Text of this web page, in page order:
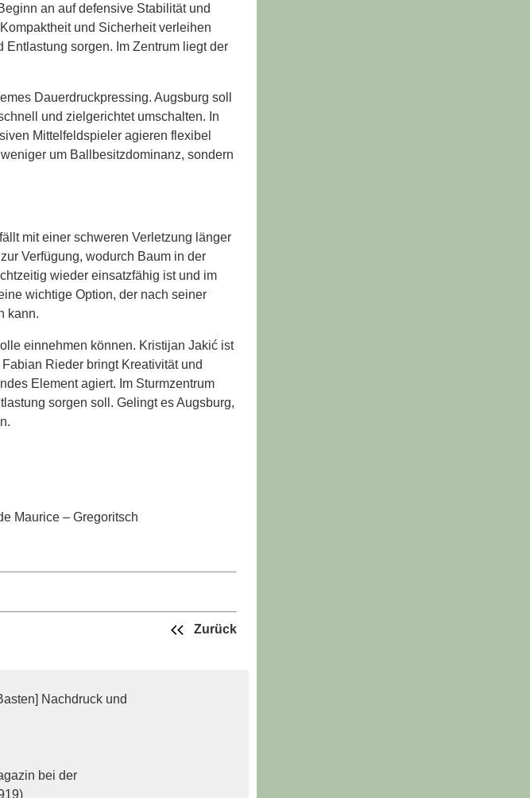
an auf defensive Stabilität und
und Sicherheit verleihen
sorgen. Im Zentrum liegt der
Dauerdruckpressing. Augsburg soll
und zielgerichtet umschalten. In
Mittelfeldspieler agieren flexibel
um Ballbesitzdominanz, sondern
mit einer schweren Verletzung länger
Verfügung, wodurch Baum in der
wieder einsatzfähig ist und im
wichtige Option, der nach seiner
kann.
einnehmen können. Kristijan Jakić ist
Rieder bringt Kreativität und
Element agiert. Im Sturmzentrum
sorgen soll. Gelingt es Augsburg,
Maurice – Gregoritsch
Zurück
Nachdruck und
bei der